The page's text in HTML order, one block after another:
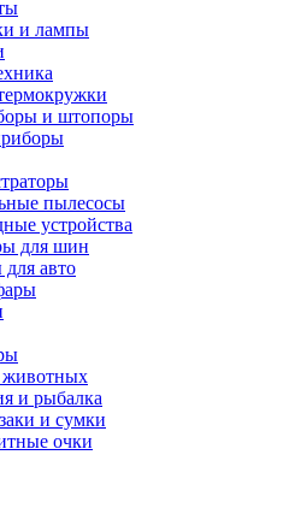
и лампы
и штопоры
пылесосы
устройства
для шин
авто
животных
и рыбалка
и сумки
очки